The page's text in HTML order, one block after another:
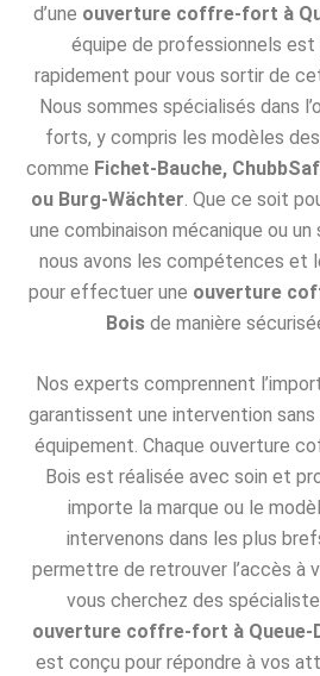
d’une ouverture coffre-fort à
équipe de professionnels
rapidement pour vous sortir de
Nous sommes spécialisés dans
forts, y compris les modèles
comme Fichet-Bauche,
ou Burg-Wächter . Que ce soit
une combinaison mécanique ou
nous avons les compétences et
pour effectuer une ouverture
Boisde manière
Nos experts comprennent
garantissent une intervention
équipement. Chaque ouverture
Bois est réalisée avec soin et
importe la marque ou le
intervenons dans les plus
permettre de retrouver l’accès à
vous cherchez des
ouverture coffre-fort à Queue-
est conçu pour répondre à vos